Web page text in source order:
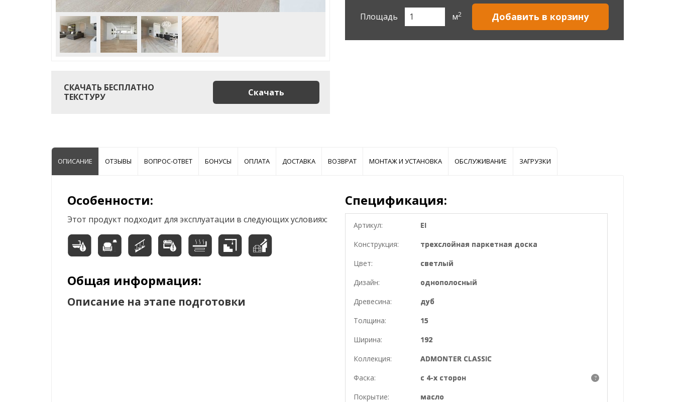
СКАЧАТЬ БЕСПЛАТНО
ТЕКСТУРУ
Скачать
Площадь м2 Добавить в корзину
ОПИСАНИЕ ОТЗЫВЫ ВОПРОС-ОТВЕТ БОНУСЫ ОПЛАТА ДОСТАВКА ВОЗВРАТ МОНТАЖ И УСТАНОВКА ОБСЛУЖИВАНИЕ ЗАГРУЗКИ
Особенности:
Этот продукт подходит для эксплуатации в следующих условиях:
Общая информация:
Описание на этапе подготовки
Спецификация:
Артикул:
EI
Конструкция:
трехслойная паркетная доска
Цвет:
светлый
Дизайн:
однополосный
Древесина:
дуб
Толщина:
15
Ширина:
192
Коллекция:
ADMONTER CLASSIC
Фаска:
с 4-х сторон ?
Покрытие:
масло